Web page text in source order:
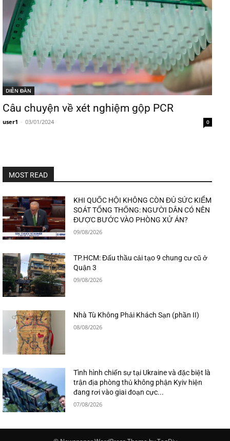
DIỄN ĐÀN
Câu chuyện về xét nghiệm gộp PCR
user1 - 03/01/2024 0
MOST READ
KHI QUỐC HỘI KHÔNG CÒN ĐỦ SỨC KIỂM
SOÁT TỔNG THỐNG: NGƯỜI DÂN CÓ NÊN
ĐƯỢC BƯỚC VÀO PHÒNG XỬ ÁN?
09/08/2026
TP.HCM: Đấu thầu cải tạo 9 chung cư cũ ở
Quận 3
09/08/2026
Nhà Tù Không Phải Khách Sạn (phần II)
08/08/2026
Tình hình chiến sự tại Ukraine và đặc biệt là
trận địa phòng thủ không phận Kyiv hiện
đang rơi vào giai đoạn cực...
07/08/2026